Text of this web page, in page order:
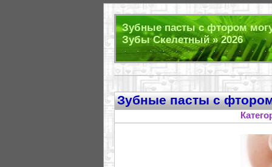
Зубные пасты с фтором
Зубы Скелетный » 2026
Зубные пасты с